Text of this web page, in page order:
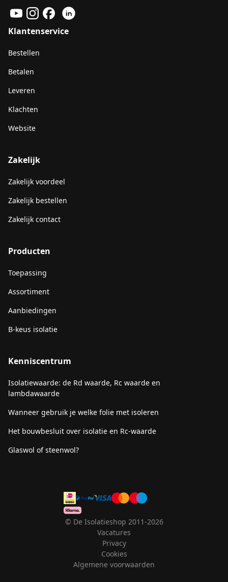
Klantenservice
Bestellen
Betalen
Leveren
Klachten
Website
Zakelijk
Zakelijk voordeel
Zakelijk bestellen
Zakelijk contact
Producten
Toepassing
Assortiment
Aanbiedingen
B-keus isolatie
Kenniscentrum
Isolatiewaarde: de Rd waarde, Rc waarde en
lambdawaarde
Wanneer gebruik je welke folie met isoleren
Het bouwbesluit over isolatie en Rc-waarde
Glaswol of steenwol?
© De Isolatieshop 2011-2026
Vacatures
Privacy
Cookies
Algemene voorwaarden